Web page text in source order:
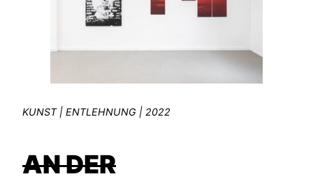
KUNST | ENTLEHNUNG | 2022
AN DER